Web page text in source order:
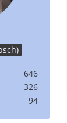
646
326
94